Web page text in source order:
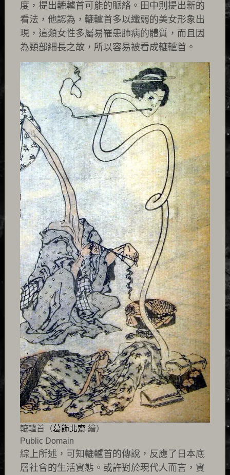
度，提出轆轤首可能的脈絡。田中則提出新的
看法，他認為，轆轤首多以纖弱的美女形象出
現，這類女性多屬易罹患肺病的體質，而且因
為頸部細長之故，所以容易被看成轆轤首。
轆轤首（葛飾北齋繪）
Public Domain
綜上所述，可知轆轤首的傳說，反應了日本底
層社會的生活實態。或許對於現代人而言，實